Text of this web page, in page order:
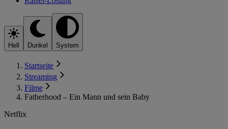
Hell Dunkel System
Startseite
Streaming
Filme
Fatherhood – Ein Mann und sein Baby
Netflix